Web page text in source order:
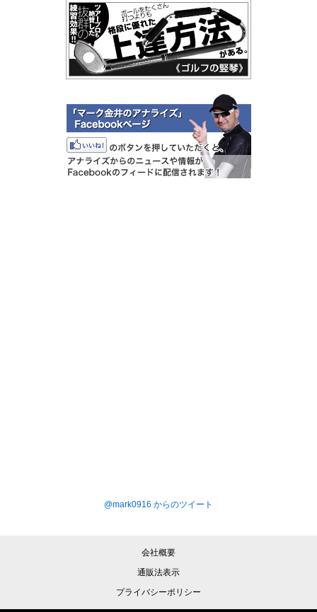
@mark0916 からのツイート
会社概要
通販法表示
プライバシーポリシー